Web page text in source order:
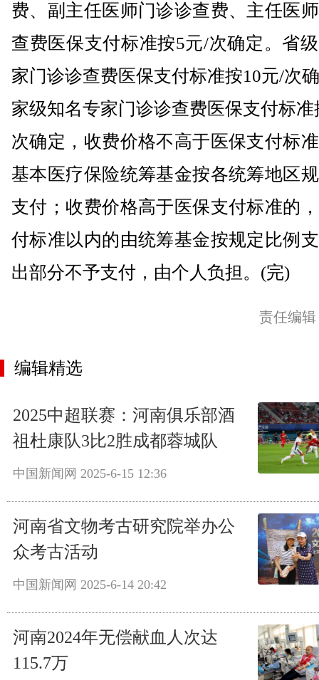
费、副主任医师门诊诊查费、主任医
查费医保支付标准按5元/次确定。省
家门诊诊查费医保支付标准按10元/次
家级知名专家门诊诊查费医保支付标准
次确定，收费价格不高于医保支付标
基本医疗保险统筹基金按各统筹地区
支付；收费价格高于医保支付标准的
付标准以内的由统筹基金按规定比例
出部分不予支付，由个人负担。(完)
责任编
编辑精选
2025中超联赛：河南俱乐部酒
祖杜康队3比2胜成都蓉城队
中国新闻网 2025-6-15 12:36
河南省文物考古研究院举办公
众考古活动
中国新闻网 2025-6-14 20:42
河南2024年无偿献血人次达
115.7万